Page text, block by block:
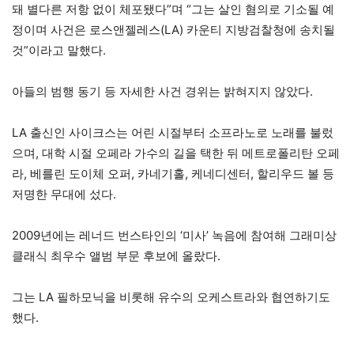
돼 별다른 저항 없이 체포됐다”며 “그는 살인 혐의로 기소될 예
정이며 사건은 로스앤젤레스(LA) 카운티 지방검찰청에 송치될
것”이라고 말했다.
아들의 범행 동기 등 자세한 사건 경위는 밝혀지지 않았다.
LA 출신인 사이크스는 어린 시절부터 소프라노로 노래를 불렀
으며, 대학 시절 오페라 가수의 길을 택한 뒤 메트로폴리탄 오페
라, 베를린 도이체 오퍼, 카네기홀, 케네디센터, 할리우드 볼 등
저명한 무대에 섰다.
2009년에는 레너드 번스타인의 ‘미사’ 녹음에 참여해 그래미상
클래식 최우수 앨범 부문 후보에 올랐다.
그는 LA 필하모닉을 비롯해 유수의 오케스트라와 협연하기도
했다.